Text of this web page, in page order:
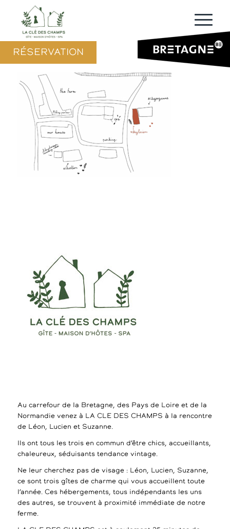
RÉSERVATION
Au carrefour de la Bretagne, des Pays de Loire et de la
Normandie venez à LA CLE DES CHAMPS à la rencontre
de Léon, Lucien et Suzanne.
Ils ont tous les trois en commun d’être chics, accueillants,
chaleureux, séduisants tendance vintage.
Ne leur cherchez pas de visage : Léon, Lucien, Suzanne,
ce sont trois gîtes de charme qui vous accueillent toute
l’année. Ces hébergements, tous indépendants les uns
des autres, se trouvent à proximité immédiate de notre
ferme.